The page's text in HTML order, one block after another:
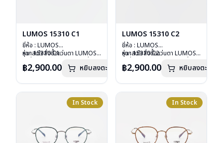
LUMOS 15310 C1
ยี่ห้อ : LUMOS
รุ่น : 15310 C1
เลนส์ : Demo Lens
น้ำหนัก : 16 กรัม
อุปกรณ์ : กล่องแว่น , ผ้าเช็ดแว่น
หากสนใจสั่งชื้อแว่นตา LUMOS
ลงไว้กรุณาติดต่อเราคลิก
฿2,900.00 หยิบลงตะกร้า
LUMOS 15310 C2
ยี่ห้อ : LUMOS
รุ่น : 15310 C2
เลนส์ : Demo Lens
น้ำหนัก : 16 กรัม
อุปกรณ์ : กล่องแว่น , ผ้าเช็ดแว่น
หากสนใจสั่งชื้อแว่นตา LUMOS
ลงไว้กรุณาติดต่อเราคลิก
฿2,900.00 หยิบลงตะกร้า
In Stock In Stock